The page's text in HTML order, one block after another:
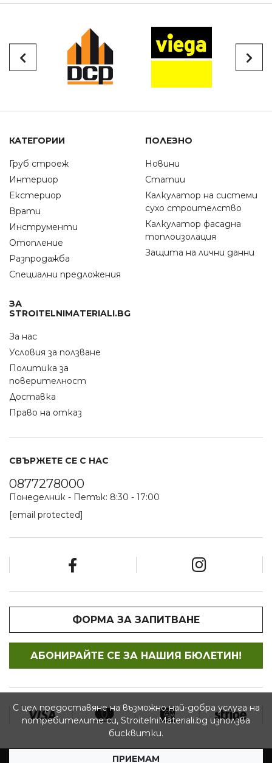
КАТЕГОРИИ
Груб строеж
Интериор
Екстериор
Врати
Инструменти
Отопление
Разпродажба
Специални предложения
ПОЛЕЗНО
Новини
Статии
Калкулатор на системи
сухо строителство
Калкулатор фасадна
топлоизолация
Защита на лични данни
ЗА
STROITELNIMATERIALI.BG
За нас
Условия за ползване
Политика за
поверителност
Доставка
Право на отказ
СВЪРЖЕТЕ СЕ С НАС
0877278000
Понеделник - Петък: 8:30 - 17:00
[email protected]
ФОРМА ЗА ЗАПИТВАНЕ
АБОНИРАЙТЕ СЕ ЗА НАШИЯ БЮЛЕТИН!
С цел предоставяне на възможно най-добра услуга на
потребителите си, StroitelniMateriali.bg използва
бисквитки.
ПРИЕМАМ